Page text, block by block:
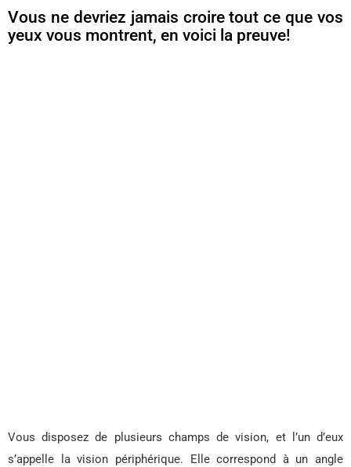
Vous ne devriez jamais croire tout ce que vos
yeux vous montrent, en voici la preuve!
Vous disposez de plusieurs champs de vision, et l’un d’eux
s’appelle la vision périphérique. Elle correspond à un angle